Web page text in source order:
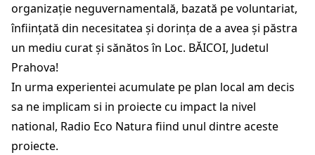
organizație neguvernamentală, bazată pe voluntariat,
înfiinţată din necesitatea şi dorinţa de a avea şi păstra
un mediu curat şi sănătos în Loc. BĂICOI, Judetul
Prahova!
In urma experientei acumulate pe plan local am decis
sa ne implicam si in proiecte cu impact la nivel
national, Radio Eco Natura fiind unul dintre aceste
proiecte.